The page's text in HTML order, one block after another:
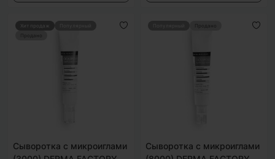
Хит продаж
Продано
Сыворотка с микроиглами
Продано
Сыворотка с микроиглами